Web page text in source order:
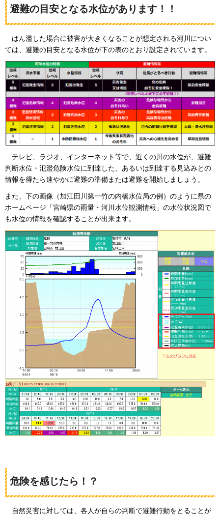
避難の目安となる水位があります！！
はん濫した場合に被害が大きくなることが想定される河川につい
ては、避難の目安となる水位が下の表のとおり設定されています。
テレビ、ラジオ、インターネット等で、近くの川の水位が、避難
判断水位・氾濫危険水位に到達した、あるいは到達する見込みとの
情報を得たら速やかに避難の準備または避難を開始しましょう。
また、下の画像（加江田川第一竹の内橋水位局の例）のように県の
ホームページ「宮崎県の雨量・河川水位観測情報」の水位状況図で
も水位の情報を確認することが出来ます。
危険を感じたら！？
自然災害に対しては、各人が自らの判断で避難行動をとることが